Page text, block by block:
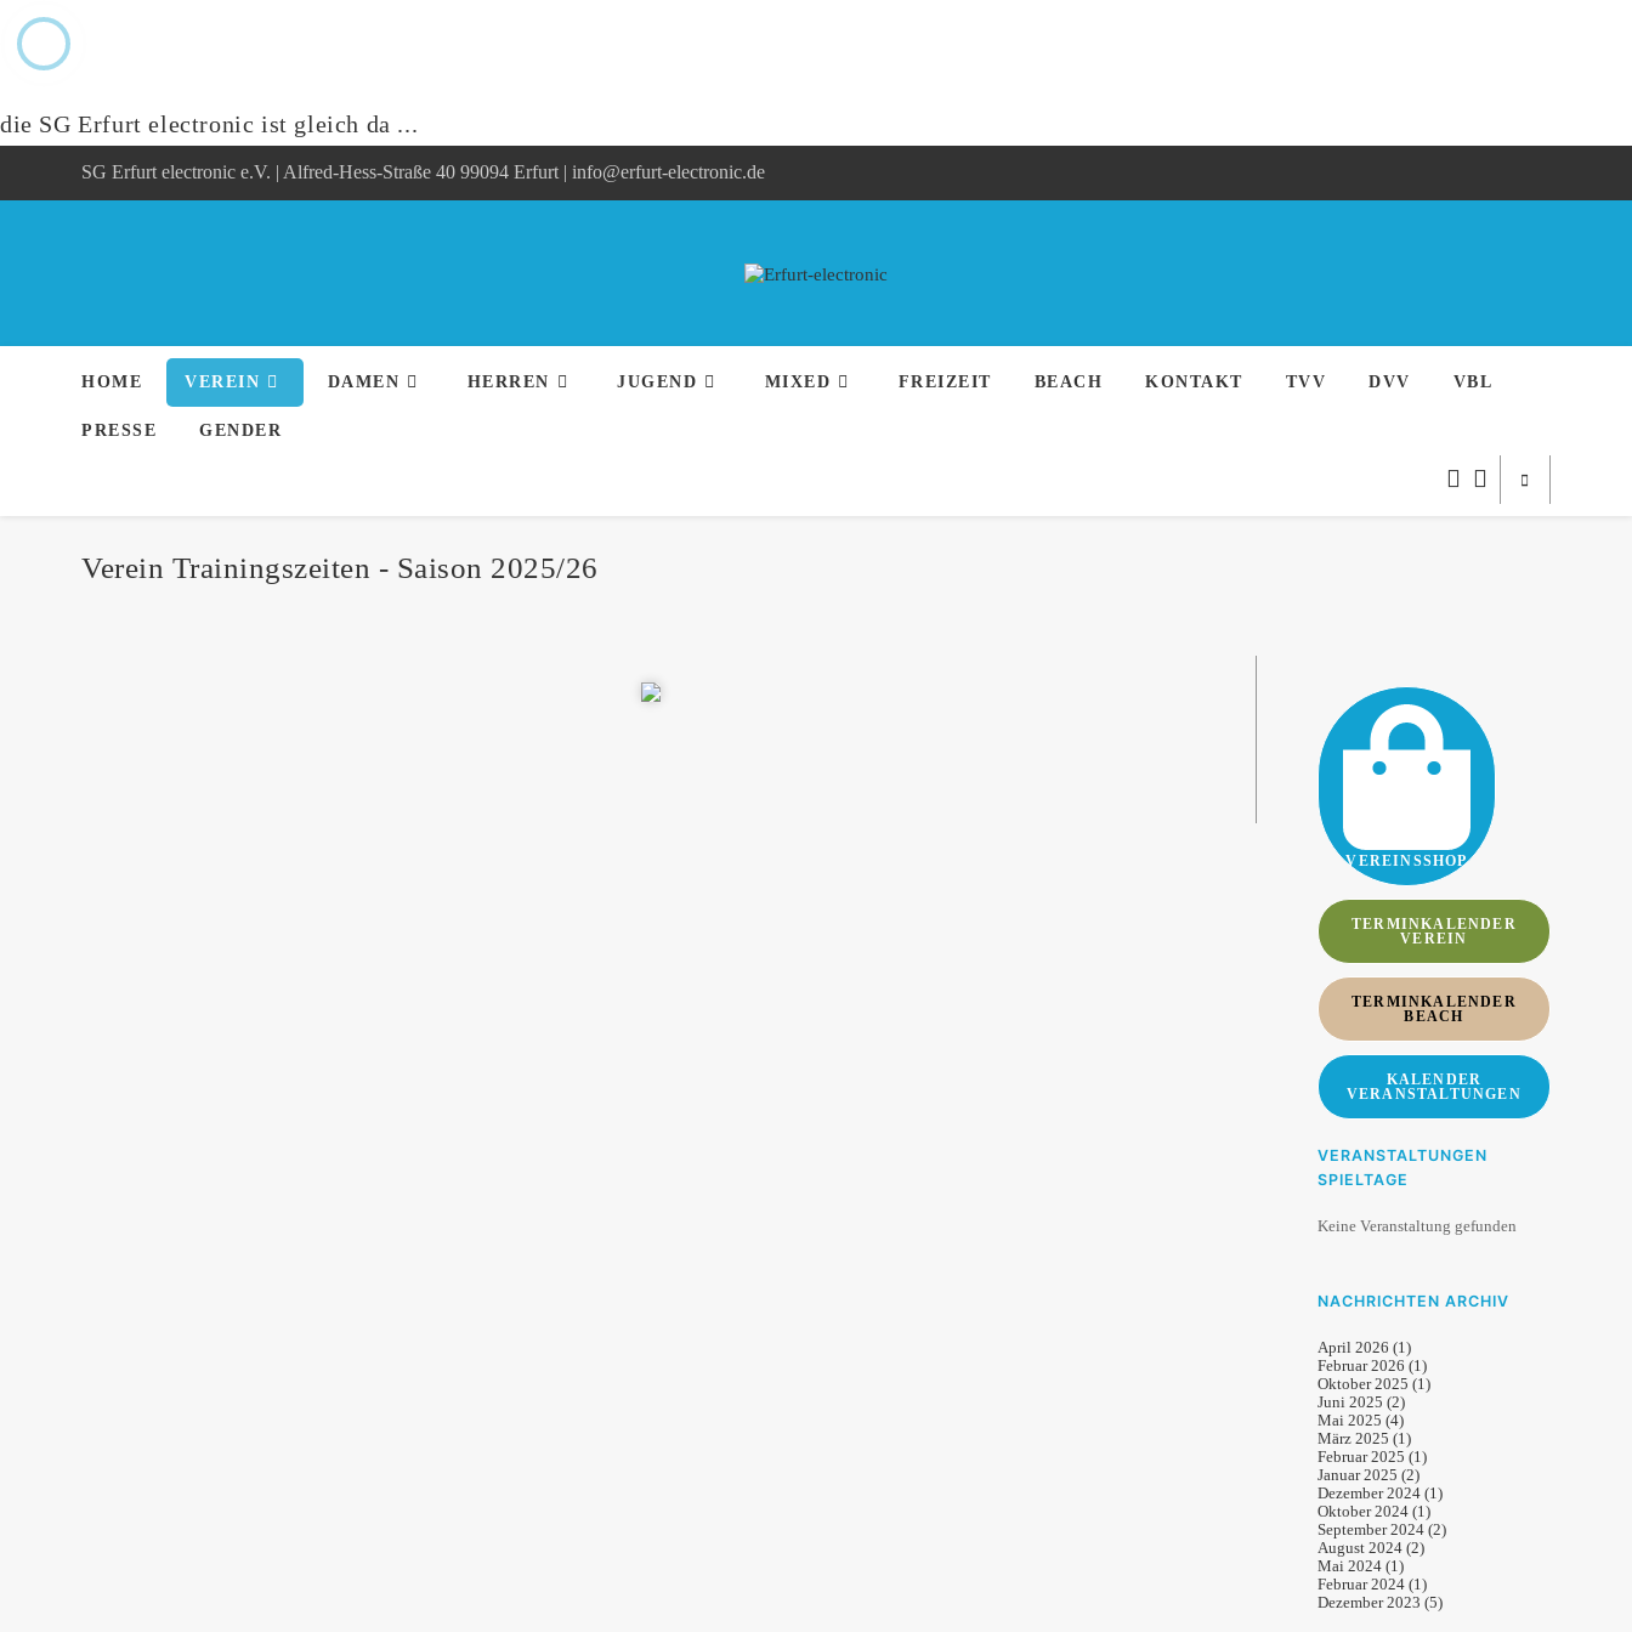
die SG Erfurt electronic ist gleich da ...
SG Erfurt electronic e.V. | Alfred-Hess-Straße 40 99094 Erfurt | info@erfurt-electronic.de
HOME VEREIN DAMEN HERREN JUGEND MIXED FREIZEIT BEACH KONTAKT TVV DVV VBL
PRESSE GENDER
Verein Trainingszeiten - Saison 2025/26
VEREINSSHOP
TERMINKALENDER
VEREIN
TERMINKALENDER
BEACH
KALENDER
VERANSTALTUNGEN
VERANSTALTUNGEN
SPIELTAGE
Keine Veranstaltung gefunden
NACHRICHTEN ARCHIV
April 2026 (1)
Februar 2026 (1)
Oktober 2025 (1)
Juni 2025 (2)
Mai 2025 (4)
März 2025 (1)
Februar 2025 (1)
Januar 2025 (2)
Dezember 2024(1)
Oktober 2024(1)
September 2024(2)
August 2024(2)
Mai 2024(1)
Februar 2024(1)
Dezember 2023 (5)